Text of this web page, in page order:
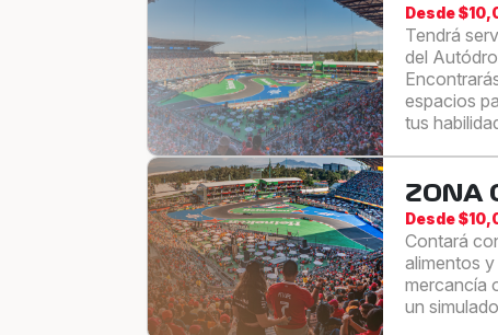
Desde
Tendrá
del
espacios
tus
ZONA
Desde
Contará
alimentos
mercancía
un